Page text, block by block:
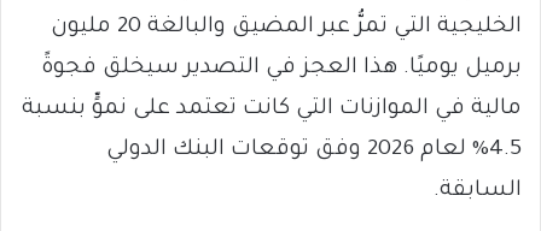
الخليجية التي تمرُّ عبر المضيق والبالغة 20 مليون
برميل يوميًا. هذا العجز في التصدير سيخلق فجوةً
مالية في الموازنات التي كانت تعتمد على نموٍّ بنسبة
4.5% لعام 2026 وفق توقعات البنك الدولي
السابقة.